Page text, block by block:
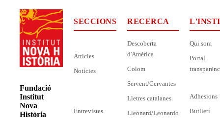
Fundació
Institut
Nova
Història
SECCIONS
Articles
Notícies
Entrevistes
RECERCA
Descoberta
d'Amèrica
Colom
Servent/Cervantes
Lletres catalanes
Lleonard/Leonardo
Qui som
Portal
Adhesions
Butlletí